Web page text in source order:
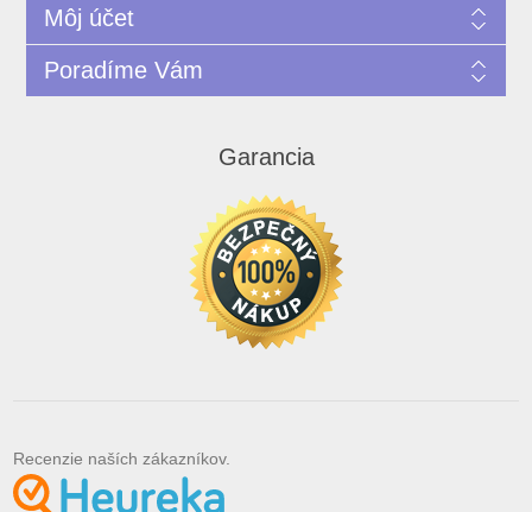
Môj účet
Poradíme Vám
Garancia
Recenzie naších zákazníkov.